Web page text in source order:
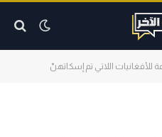
للأفغانيات اللاتي تم إسكاتهنّ